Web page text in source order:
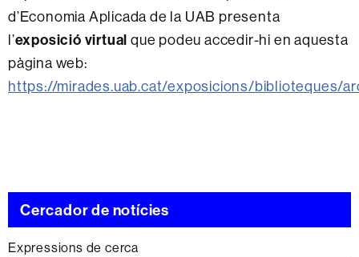
d’Economia Aplicada de la UAB presenta
l’exposició virtual que podeu accedir-hi en aquesta
pàgina web:
https://mirades.uab.cat/exposicions/biblioteques/
Cercador de notícies
Expressions de cerca